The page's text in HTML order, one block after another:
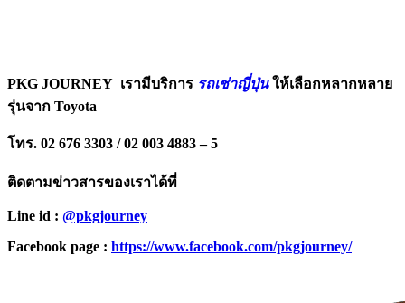
PKG JOURNEY เรามีบริการ รถเช่าญี่ปุ่น ให้เลือกหลากหลาย
รุ่นจาก Toyota
โทร. 02 676 3303 / 02 003 4883 – 5
ติดตามข่าวสารของเราได้ที่
Line id : @pkgjourney
Facebook page : https://www.facebook.com/pkgjourney/